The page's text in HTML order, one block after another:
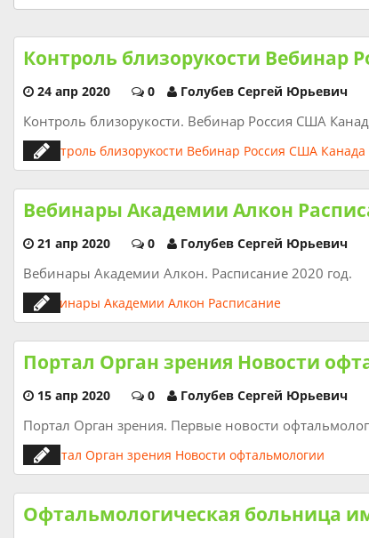
Контроль близорукости Вебинар
24 апр 2020 0 Голубев Сергей Юрьевич
Контроль близорукости. Вебинар Россия США
Вебинары Академии Алкон
21 апр 2020 0 Голубев Сергей Юрьевич
Вебинары Академии Алкон. Расписание 2020 год.
Портал Орган зрения Новости
15 апр 2020 0 Голубев Сергей Юрьевич
Портал Орган зрения. Первые новости
Офтальмологическая больница